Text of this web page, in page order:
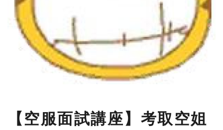
【空服面試講座】考取空姐